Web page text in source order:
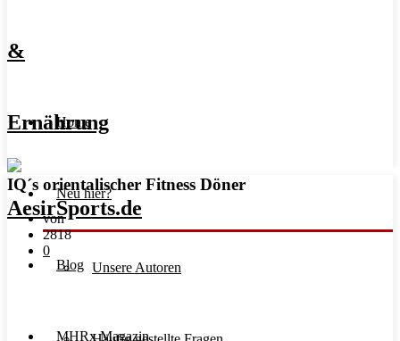
&
Ernährung
Home
Unsere Autoren
Neu hier?
Blog
MHRx Magazin
IQ´s orientalischer Fitness Döner
von
2818
0